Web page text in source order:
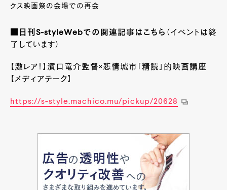
クス映画祭の会場での再会
■日刊S-styleWebでの関連記事はこちら （イベントは終
了しています）
【激レア！】濱口竜介監督×悲情城市「精読」的映画講座
【メディアテーク】
https://s-style.machico.mu/pickup/20628